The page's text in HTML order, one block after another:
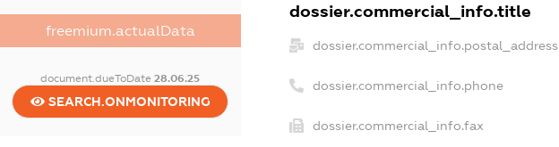
freemium.actualData
document.dueToDate28.06.25
SEARCH.ONMONITORING
dossier.commercial_info.title
dossier.commercial_info.postal_address
dossier.commercial_info.phone
dossier.commercial_info.fax